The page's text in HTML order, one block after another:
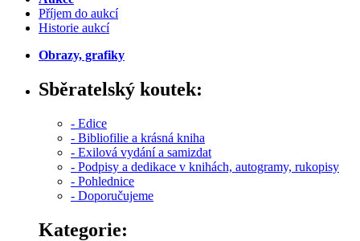
Příjem do aukcí
Historie aukcí
Obrazy, grafiky
Sběratelský koutek:
- Edice
- Bibliofilie a krásná kniha
- Exilová vydání a samizdat
- Podpisy a dedikace v knihách, autogramy, rukopisy
- Pohlednice
- Doporučujeme
Kategorie: